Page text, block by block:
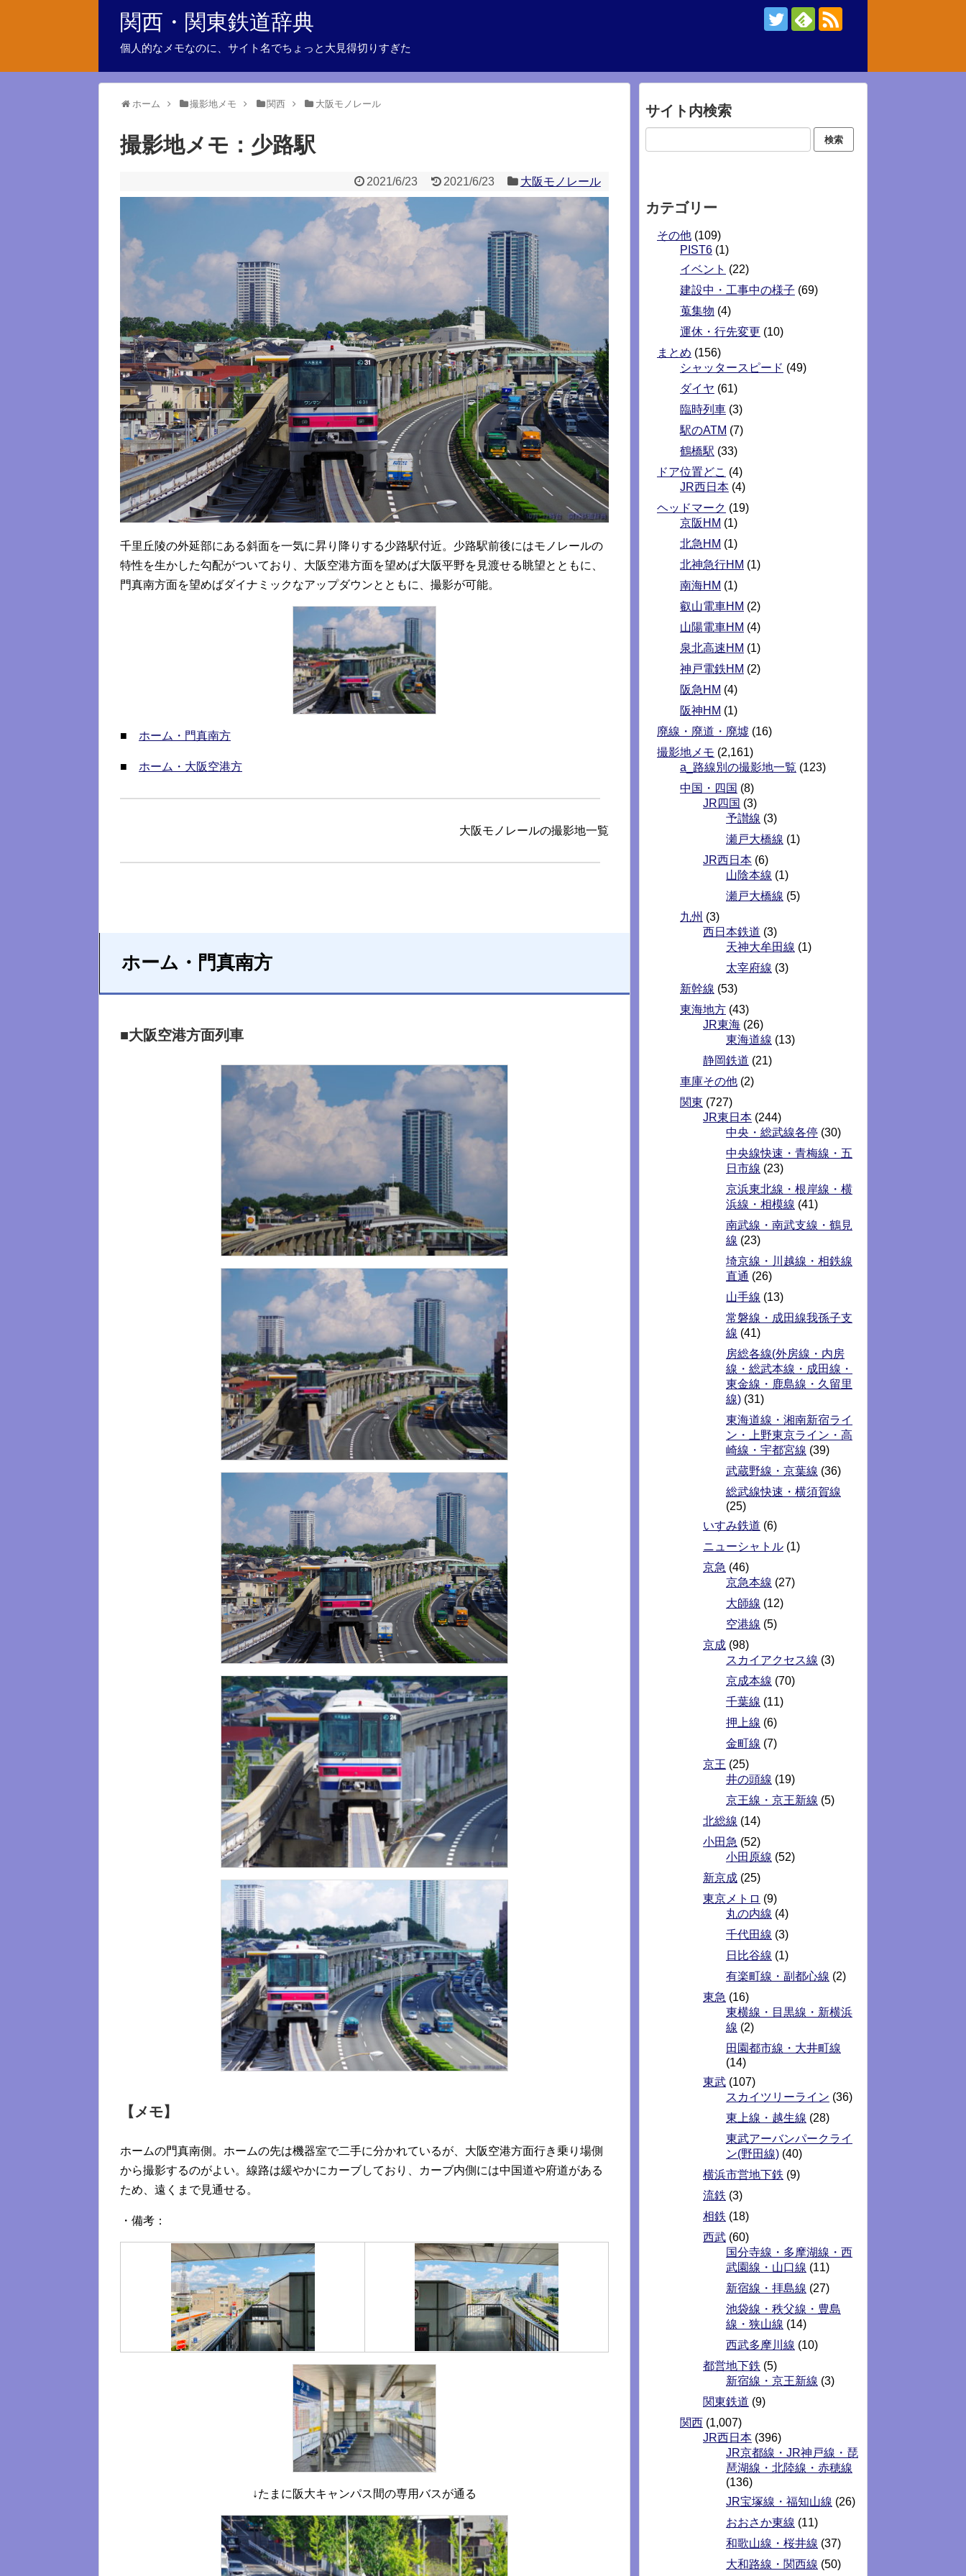
関西・関東鉄道辞典
個人的なメモなのに、サイト名でちょっと大見得切りすぎた
ホーム 撮影地メモ 関西 大阪モノレール
撮影地メモ：少路駅
2021/6/23 2021/6/23 大阪モノレール
千里丘陵の外延部にある斜面を一気に昇り降りする少路駅付近。少路駅前後にはモノレールの
特性を生かした勾配がついており、大阪空港方面を望めば大阪平野を見渡せる眺望とともに、
門真南方面を望めばダイナミックなアップダウンとともに、撮影が可能。
■ ホーム・門真南方
■ ホーム・大阪空港方
大阪モノレールの撮影地一覧
ホーム・門真南方
■大阪空港方面列車
【メモ】
ホームの門真南側。ホームの先は機器室で二手に分かれているが、大阪空港方面行き乗り場側
から撮影するのがよい。線路は緩やかにカーブしており、カーブ内側には中国道や府道がある
ため、遠くまで見通せる。
・備考：
↓たまに阪大キャンパス間の専用バスが通る
サイト内検索
カテゴリー
その他 (109)
PIST6 (1)
イベント (22)
建設中・工事中の様子 (69)
蒐集物 (4)
運休・行先変更 (10)
まとめ (156)
シャッタースピード (49)
ダイヤ (61)
臨時列車 (3)
駅のATM (7)
鶴橋駅 (33)
ドア位置どこ (4)
JR西日本 (4)
ヘッドマーク (19)
京阪HM (1)
北急HM (1)
北神急行HM (1)
南海HM (1)
叡山電車HM (2)
山陽電車HM (4)
泉北高速HM (1)
神戸電鉄HM (2)
阪急HM (4)
阪神HM (1)
廃線・廃道・廃墟 (16)
撮影地メモ (2,161)
a_路線別の撮影地一覧 (123)
中国・四国 (8)
JR四国 (3)
予讃線 (3)
瀬戸大橋線 (1)
JR西日本 (6)
山陰本線 (1)
瀬戸大橋線 (5)
九州 (3)
西日本鉄道 (3)
天神大牟田線 (1)
太宰府線 (3)
新幹線 (53)
東海地方 (43)
JR東海 (26)
東海道線 (13)
静岡鉄道 (21)
車庫その他 (2)
関東 (727)
JR東日本 (244)
中央・総武線各停 (30)
中央線快速・青梅線・五
日市線 (23)
京浜東北線・根岸線・横
浜線・相模線 (41)
南武線・南武支線・鶴見
線 (23)
埼京線・川越線・相鉄線
直通 (26)
山手線 (13)
常磐線・成田線我孫子支
線 (41)
房総各線(外房線・内房
線・総武本線・成田線・
東金線・鹿島線・久留里
線) (31)
東海道線・湘南新宿ライ
ン・上野東京ライン・高
崎線・宇都宮線 (39)
武蔵野線・京葉線 (36)
総武線快速・横須賀線
(25)
いすみ鉄道 (6)
ニューシャトル (1)
京急 (46)
京急本線 (27)
大師線 (12)
空港線 (5)
京成 (98)
スカイアクセス線 (3)
京成本線 (70)
千葉線 (11)
押上線 (6)
金町線 (7)
京王 (25)
井の頭線 (19)
京王線・京王新線 (5)
北総線 (14)
小田急 (52)
小田原線 (52)
新京成 (25)
東京メトロ (9)
丸の内線 (4)
千代田線 (3)
日比谷線 (1)
有楽町線・副都心線 (2)
東急 (16)
東横線・目黒線・新横浜
線 (2)
田園都市線・大井町線
(14)
東武 (107)
スカイツリーライン (36)
東上線・越生線 (28)
東武アーバンパークライ
ン(野田線) (40)
横浜市営地下鉄 (9)
流鉄 (3)
相鉄 (18)
西武 (60)
国分寺線・多摩湖線・西
武園線・山口線 (11)
新宿線・拝島線 (27)
池袋線・秩父線・豊島
線・狭山線 (14)
西武多摩川線 (10)
都営地下鉄 (5)
新宿線・京王新線 (3)
関東鉄道 (9)
関西 (1,007)
JR西日本 (396)
JR京都線・JR神戸線・琵
琶湖線・北陸線・赤穂線
(136)
JR宝塚線・福知山線 (26)
おおさか東線 (11)
和歌山線・桜井線 (37)
大和路線・関西線 (50)